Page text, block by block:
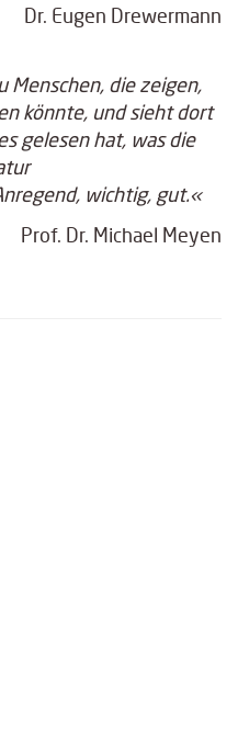
Dr. Eugen Drewermann
Menschen, die zeigen,
könnte, und sieht dort
gelesen hat, was die
wichtig, gut.«
Prof. Dr. Michael Meyen